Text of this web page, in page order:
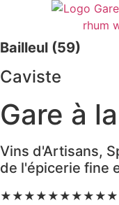
Bailleul (59)
Caviste
Gare à
Vins d'Artisans,
de l'épicerie fine
★ ★ ★ ★ ★ ★ ★ ★ ★ ★